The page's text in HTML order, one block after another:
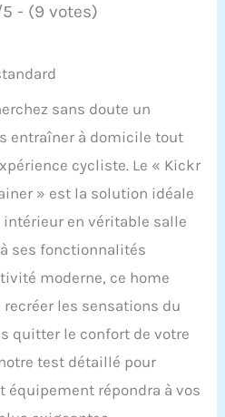
- (9 votes)
sans doute un
entraîner à domicile tout
cycliste. Le « Kickr
» est la solution idéale
en véritable salle
ses fonctionnalités
moderne, ce home
les sensations du
quitter le confort de votre
test détaillé pour
équipement répondra à vos